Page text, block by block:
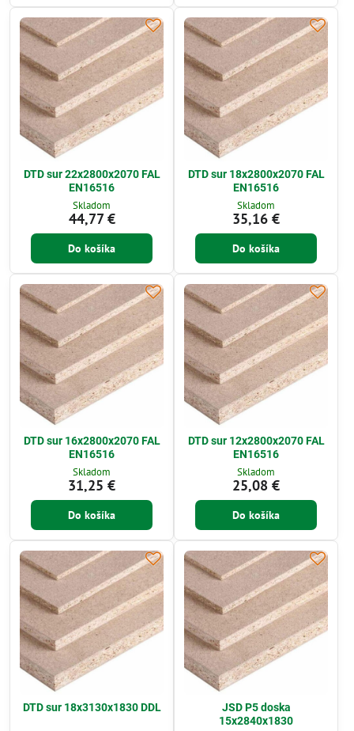
DTD sur 22x2800x2070 FAL
EN16516
Skladom
44,77 €
Do košíka
DTD sur 18x2800x2070 FAL
EN16516
Skladom
35,16 €
Do košíka
DTD sur 16x2800x2070 FAL
EN16516
Skladom
31,25 €
Do košíka
DTD sur 12x2800x2070 FAL
EN16516
Skladom
25,08 €
Do košíka
DTD sur 18x3130x1830 DDL
JSD P5 doska
15x2840x1830